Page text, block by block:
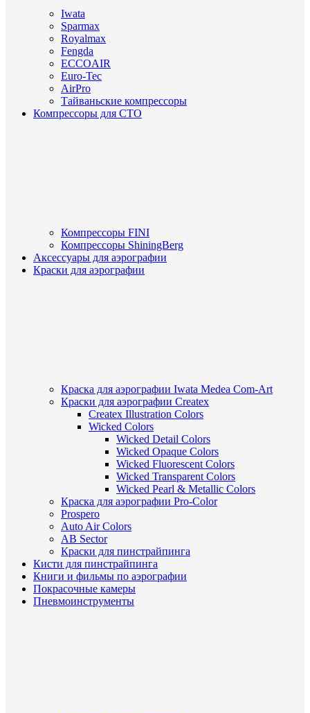
Iwata
Sparmax
Royalmax
Fengda
ECCOAIR
Euro-Tec
AirPro
Тайваньские компрессоры
Компрессоры для СТО
Компрессоры FINI
Компрессоры ShiningBerg
Аксессуары для аэрографии
Краски для аэрографии
Краска для аэрографии Iwata Medea Com-Art
Краски для аэрографии Createx
Createx Illustration Colors
Wicked Colors
Wicked Detail Colors
Wicked Opaque Colors
Wicked Fluorescent Colors
Wicked Transparent Colors
Wicked Pearl & Metallic Colors
Краска для аэрографии Pro-Color
Prospero
Auto Air Colors
AB Sector
Краски для пинстрайпинга
Кисти для пинстрайпинга
Книги и фильмы по аэрографии
Покрасочные камеры
Пневмоинструменты